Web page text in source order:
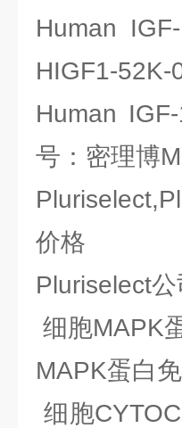
Human
HIGF1-52K-
Human
号：密理博
价格
Pluriselect
细胞MAPK
MAPK蛋白
细胞